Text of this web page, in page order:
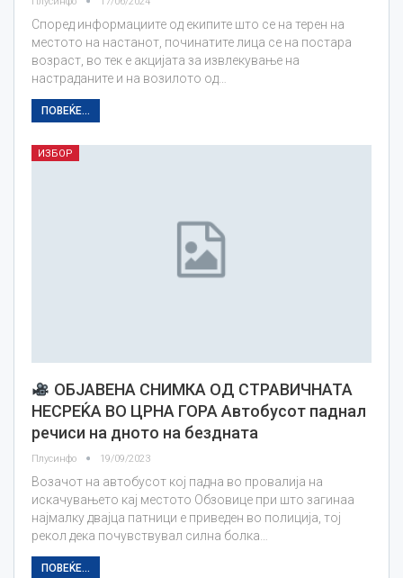
Според информациите од екипите што се на терен на
местото на настанот, починатите лица се на постара
возраст, во тек е акцијата за извлекување на
настраданите и на возилото од…
ПОВЕЌЕ...
ИЗБОР
ОБЈАВЕНА СНИМКА ОД СТРАВИЧНАТА
НЕСРЕЌА ВО ЦРНА ГОРА Автобусот паднал
речиси на дното на бездната
Плусинфо 19/09/2023
Возачот на автобусот кој падна во провалија на
искачувањето кај местото Обзовице при што загинаа
најмалку двајца патници е приведен во полиција, тој
рекол дека почувствувал силна болка…
ПОВЕЌЕ...